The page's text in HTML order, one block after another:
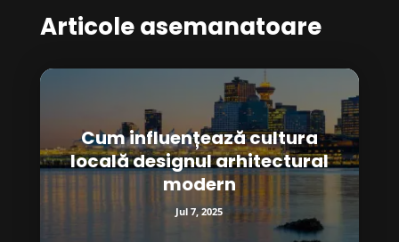
Articole asemanatoare
Cum influențează cultura
locală designul arhitectural
modern
Jul 7, 2025